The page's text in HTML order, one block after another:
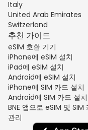
Italy
United Arab Emirates
Switzerland
추천 가이드
eSIM 호환 기기
iPhone에 eSIM 설치
iPad에 eSIM 설치
Android에 eSIM 설치
iPhone에 SIM 카드 설치
Android에 SIM 카드 설치
BNE 앱으로 eSIM 및 SIM
관리